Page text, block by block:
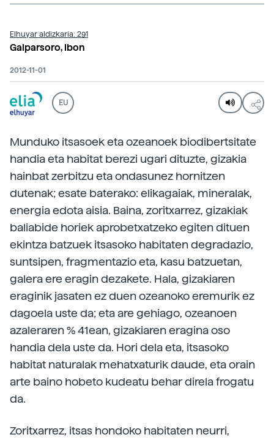
Elhuyar aldizkaria: 291
Galparsoro, Ibon
2012-11-01
EU
Munduko itsasoek eta ozeanoek biodibertsitate
handia eta habitat berezi ugari dituzte, gizakia
hainbat zerbitzu eta ondasunez hornitzen
dutenak; esate baterako: elikagaiak, mineralak,
energia edota aisia. Baina, zoritxarrez, gizakiak
baliabide horiek aprobetxatzeko egiten dituen
ekintza batzuek itsasoko habitaten degradazio,
suntsipen, fragmentazio eta, kasu batzuetan,
galera ere eragin dezakete. Hala, gizakiaren
eraginik jasaten ez duen ozeanoko eremurik ez
dagoela uste da; eta are gehiago, ozeanoen
azaleraren % 41ean, gizakiaren eragina oso
handia dela uste da. Hori dela eta, itsasoko
habitat naturalak mehatxaturik daude, eta orain
arte baino hobeto kudeatu behar direla frogatu
da.
Zoritxarrez, itsas hondoko habitaten neurri,